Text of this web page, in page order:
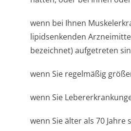
wenn bei Ihnen
lipidsenkenden
bezeichnet) aufgetreten
wenn Sie regelmäßig
wenn Sie
wenn Sie älter als 70 Jahre